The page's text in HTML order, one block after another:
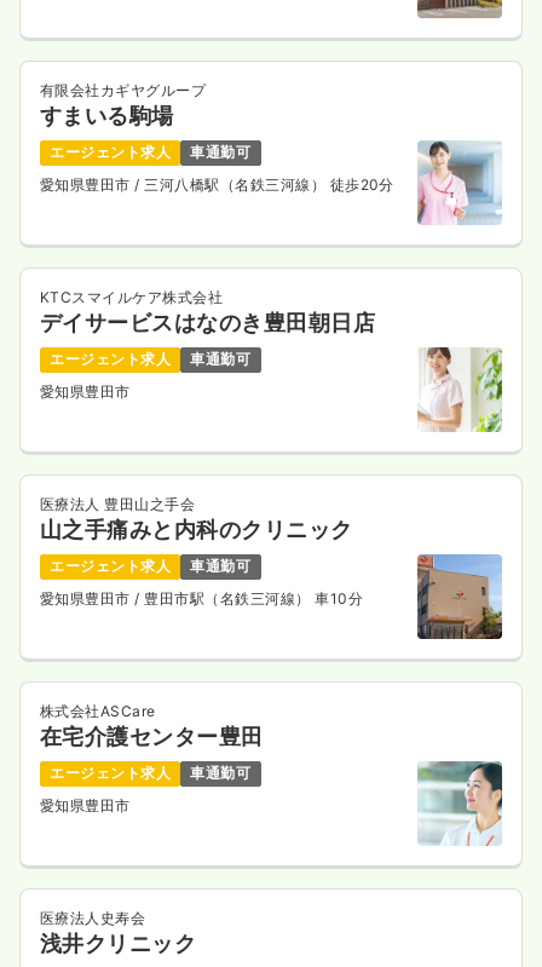
外来正・准看護師 一般＋療養
日勤のみ（常勤）
給与 お問い合わせください
時間 8:30～19:30
詳細を見る
日勤のみ（パート）
給与 時給1,350
時間 8:30～19:30
気になる 詳細を見る
介護・福祉系正・准看護師 デイケア・デイサービス
一時募集休止
給与 25.8万円/月 賞与2回
※経験9年の例
時間 8:00～17:00
4週8休以上
月給37万円以上可
詳細を見る
有限会社カギヤグループ
すまいる駒場
エージェント求人
車通勤可
愛知県豊田市 / 三河八橋駅（名鉄三河線） 徒歩20分
KTCスマイルケア株式会社
デイサービスはなのき豊田朝日店
エージェント求人
車通勤可
愛知県豊田市
医療法人 豊田山之手会
山之手痛みと内科のクリニック
エージェント求人
車通勤可
愛知県豊田市 / 豊田市駅（名鉄三河線） 車10分
株式会社ASCare
在宅介護センター豊田
エージェント求人
車通勤可
愛知県豊田市
医療法人史寿会
浅井クリニック